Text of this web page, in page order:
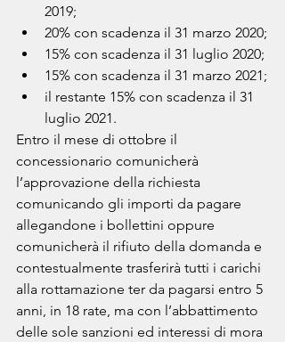
2019;
20% con scadenza il 31 marzo 2020;
15% con scadenza il 31 luglio 2020;
15% con scadenza il 31 marzo 2021;
il restante 15% con scadenza il 31
luglio 2021.
Entro il mese di ottobre il
concessionario comunicherà
l’approvazione della richiesta
comunicando gli importi da pagare
allegandone i bollettini oppure
comunicherà il rifiuto della domanda e
contestualmente trasferirà tutti i carichi
alla rottamazione ter da pagarsi entro 5
anni, in 18 rate, ma con l’abbattimento
delle sole sanzioni ed interessi di mora